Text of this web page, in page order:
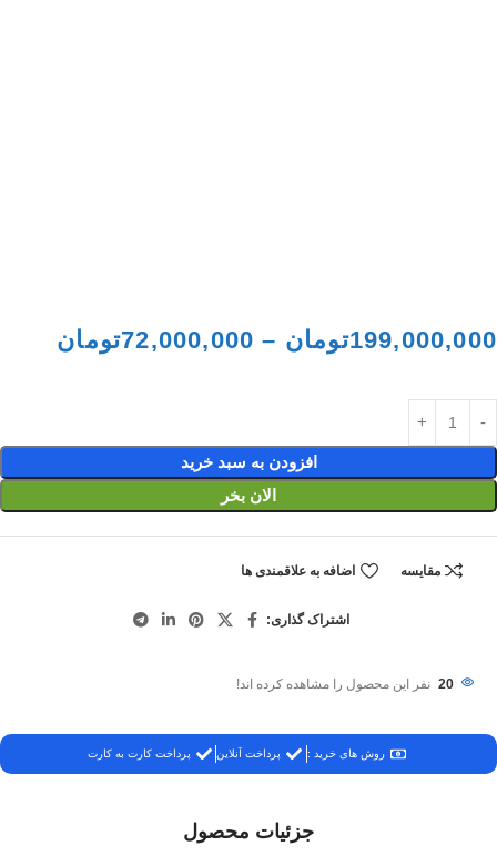
199,000,000تومان –
72,000,000تومان
افزودن به سبد خرید
الان بخر
مقایسه اضافه به علاقمندی ها
اشتراک گذاری:
20 نفر این محصول را مشاهده کرده اند!
روش های خرید : پرداخت آنلاین پرداخت کارت به کارت
جزئیات محصول